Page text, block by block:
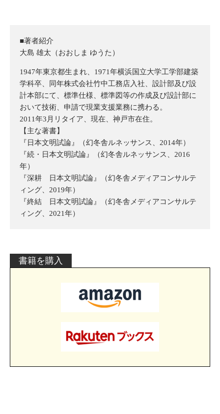
■著者紹介
大島 雄太（おおしま ゆうた）
1947年東京都生まれ、1971年横浜国立大学工学部建築
学科卒、同年株式会社竹中工務店入社、設計部及び設
計本部にて、標準仕様、標準図等の作成及び設計部に
おいて技術、申請で現業支援業務に携わる。
2011年3月リタイア、現在、神戸市在住。
【主な著書】
『日本文明試論』（幻冬舎ルネッサンス、2014年）
『続・日本文明試論』（幻冬舎ルネッサンス、2016
年）
『深耕 日本文明試論』（幻冬舎メディアコンサルテ
ィング、2019年）
『終結 日本文明試論』（幻冬舎メディアコンサルテ
ィング、2021年）
書籍を購入